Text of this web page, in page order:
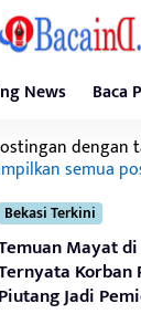
News Baca
dengan
semua
Bekasi Terkini
Mayat
Korban
Piutang Jadi